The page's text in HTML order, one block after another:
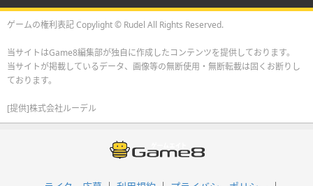
ゲームの権利表記 Copylight © Rudel All Rights Reserved.
当サイトはGame8編集部が独自に作成したコンテンツを提供しております。
当サイトが掲載しているデータ、画像等の無断使用・無断転載は固くお断りし
ております。
[提供]株式会社ルーデル